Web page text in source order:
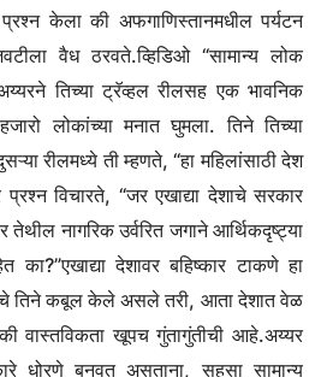
केला की अफगाणिस्तानमधील पर्यटन
वैध ठरवते.व्हिडिओ “सामान्य लोक
तिच्या ट्रॅव्हल रीलसह एक भावनिक
लोकांच्या मनात घुमला. तिने तिच्या
रीलमध्ये ती म्हणते, “हा महिलांसाठी देश
विचारते, “जर एखाद्या देशाचे सरकार
नागरिक उर्वरित जगाने आर्थिकदृष्ट्या
का?”एखाद्या देशावर बहिष्कार टाकणे हा
तिने कबूल केले असले तरी, आता देशात वेळ
वास्तविकता खूपच गुंतागुंतीची आहे.अय्यर
धोरणे बनवत असताना, सहसा सामान्य